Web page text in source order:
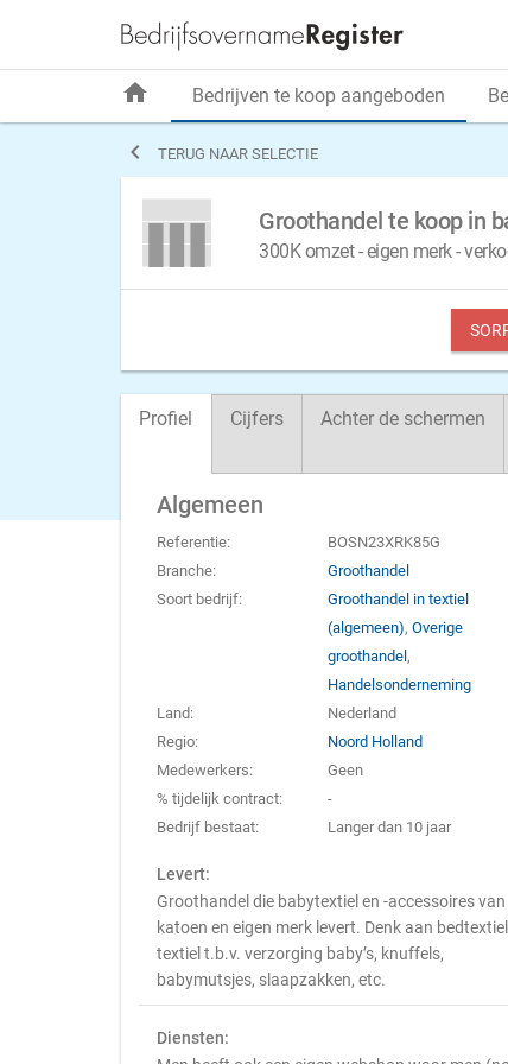
 TERUG NAAR SELECTIE
Groothandel te koop in
300K omzet - eigen merk -
Profiel Cijfers Achter de schermen
Algemeen
Referentie:
BOSN23XRK85G
Branche:
Groothandel
Soort bedrijf:
Groothandel in textiel
(algemeen),Overige
groothandel,
Handelsonderneming
Land:
Nederland
Regio:
Noord Holland
Medewerkers:
Geen
% tijdelijk contract:
-
Bedrijf bestaat:
Langer dan 10 jaar
Levert:
Groothandel die babytextiel en -accessoires van
katoen en eigen merk levert. Denk aan
textiel t.b.v. verzorging baby’s, knuffels,
babymutsjes, slaapzakken, etc.
Diensten:
home Bedrijven te koop aangeboden